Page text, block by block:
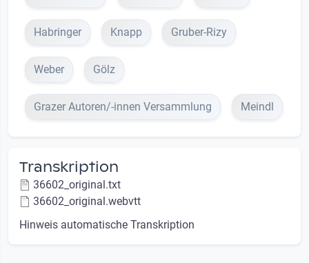
Habringer Knapp Gruber-Rizy
Weber Gölz
Grazer Autoren/-innen Versammlung Meindl
Transkription
36602_original.txt
36602_original.webvtt
Hinweis automatische Transkription